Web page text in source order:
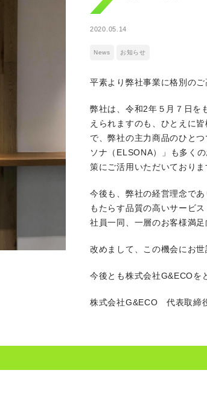
2020.05.14
News お知らせ
平素より弊社事業に格別の
弊社は、令和2年５月７日を
えられますのも、ひとえに
で、弊社の主力商品のひと
ソナ（ELSONA）」も多く
策にご活用いただいておりま
今後も、弊社の経営理念で
もたらす品質の高いサービ
社員一同、一層のお客様満足
改めまして、この機会にお
今後とも株式会社G&ECOを
株式会社G&ECO 代表取締